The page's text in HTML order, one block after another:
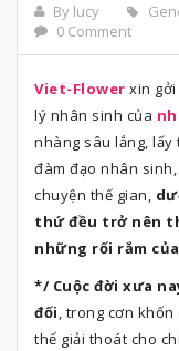
By lucy
0 Comment
Viet-Flower xin gởi
lý nhân sinh của
nhàng sâu lắng, lấy
đàm đạo nhân
chuyện thế gian,
thứ đều trở nên
những rối rắm
*/ Cuộc đời xưa
đối, trong cơn
thể giải thoát cho